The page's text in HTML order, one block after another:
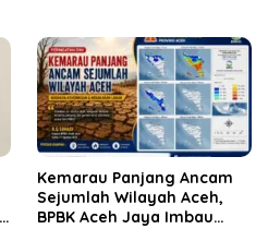
Kemarau Panjang Ancam
Sejumlah Wilayah Aceh,
BPBK Aceh Jaya Imbau